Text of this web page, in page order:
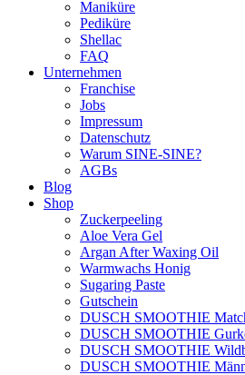
Maniküre
Pediküre
Shellac
FAQ
Unternehmen
Franchise
Jobs
Impressum
Datenschutz
Warum SINE-SINE?
AGBs
Blog
Shop
Zuckerpeeling
Aloe Vera Gel
Argan After Waxing Oil
Warmwachs Honig
Sugaring Paste
Gutschein
DUSCH SMOOTHIE
DUSCH SMOOTHIE
DUSCH SMOOTHIE
DUSCH SMOOTHIE